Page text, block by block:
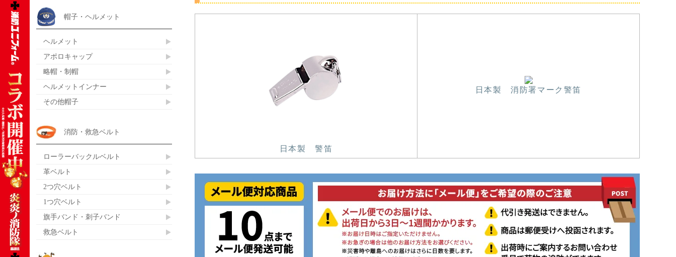
日本製 警笛
日本製 消防署マーク警笛
帽子・ヘルメット
ヘルメット
アポロキャップ
略帽・制帽
ヘルメットインナー
その他帽子
消防・救急ベルト
ローラーバックルベルト
革ベルト
2つ穴ベルト
1つ穴ベルト
旗手バンド・刺子バンド
救急ベルト